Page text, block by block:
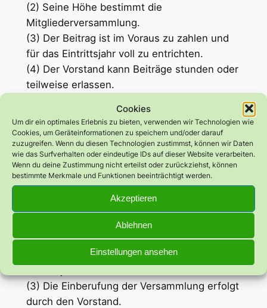
Cookies
Um dir ein optimales Erlebnis zu bieten, verwenden wir Technologien wie
Cookies, um Geräteinformationen zu speichern und/oder darauf
zuzugreifen. Wenn du diesen Technologien zustimmst, können wir Daten
wie das Surfverhalten oder eindeutige IDs auf dieser Website verarbeiten.
Wenn du deine Zustimmung nicht erteilst oder zurückziehst, können
bestimmte Merkmale und Funktionen beeinträchtigt werden.
Akzeptieren
Ablehnen
Einstellungen ansehen
(2) Seine Höhe bestimmt die
Mitgliederversammlung.
(3) Der Beitrag ist im Voraus zu zahlen und
für das Eintrittsjahr voll zu entrichten.
(4) Der Vorstand kann Beiträge stunden oder
teilweise erlassen.
§ 11 Organe des Vereins
Organe des Vereins sind die
Mitgliederversammlung, der Vorstand und
der Beirat.
§ 12 Mitgliederversammlung
oberste Vereinsorgan.
(2) Die ordentliche Mitgliederversammlung
findet im ersten Quartal eines jeden Ge
(3) Die Einberufung der Versammlung erfolgt
durch den Vorstand.